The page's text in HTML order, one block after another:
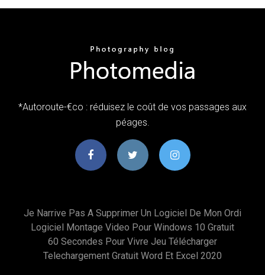
*Autoroute-€co : réduisez le coût de vos passages aux
péages.
Je Narrive Pas A Supprimer Un Logiciel De Mon Ordi
Logiciel Montage Video Pour Windows 10 Gratuit
60 Secondes Pour Vivre Jeu Télécharger
Telechargement Gratuit Word Et Excel 2020